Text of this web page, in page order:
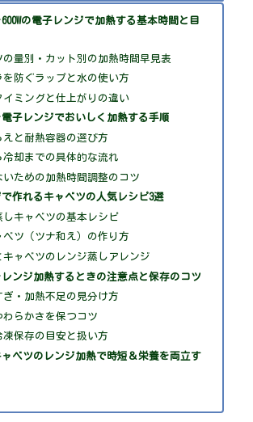
の電子レンジで加熱する基本時間と目
の量別・カット別の加熱時間早見表
を防ぐラップと水の使い方
イミングと仕上がりの違い
子レンジでおいしく加熱する手順
えと耐熱容器の選び方
冷却までの具体的な流れ
いための加熱時間調整のコツ
作れるキャベツの人気レシピ3選
しキャベツの基本レシピ
ベツ（ツナ和え）の作り方
キャベツのレンジ蒸しアレンジ
ンジ加熱するときの注意点と保存のコツ
ぎ・加熱不足の見分け方
わらかさを保つコツ
凍保存の目安と扱い方
ベツのレンジ加熱で時短＆栄養を両立す